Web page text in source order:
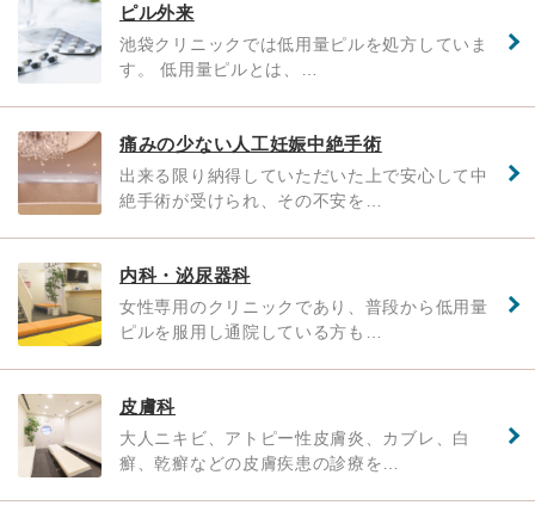
ピル外来
池袋クリニックでは低用量ピルを処方していま
す。 低用量ピルとは、…
痛みの少ない人工妊娠中絶手術
出来る限り納得していただいた上で安心して中
絶手術が受けられ、その不安を…
内科・泌尿器科
女性専用のクリニックであり、普段から低用量
ピルを服用し通院している方も…
皮膚科
大人ニキビ、アトピー性皮膚炎、カブレ、白
癬、乾癬などの皮膚疾患の診療を…